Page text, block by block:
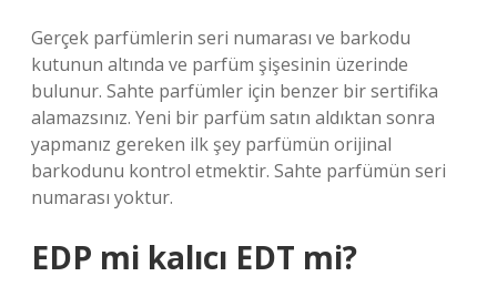
Gerçek parfümlerin seri numarası ve barkodu
kutunun altında ve parfüm şişesinin üzerinde
bulunur. Sahte parfümler için benzer bir sertifika
alamazsınız. Yeni bir parfüm satın aldıktan sonra
yapmanız gereken ilk şey parfümün orijinal
barkodunu kontrol etmektir. Sahte parfümün seri
numarası yoktur.
EDP mi kalıcı EDT mi?